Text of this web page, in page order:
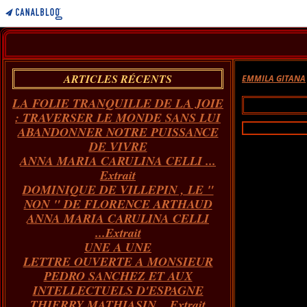
ARTICLES RÉCENTS
LA FOLIE TRANQUILLE DE LA JOIE
: TRAVERSER LE MONDE SANS LUI
ABANDONNER NOTRE PUISSANCE
DE VIVRE
ANNA MARIA CARULINA CELLI ...
Extrait
DOMINIQUE DE VILLEPIN , LE "
NON " DE FLORENCE ARTHAUD
ANNA MARIA CARULINA CELLI
...Extrait
UNE A UNE
LETTRE OUVERTE A MONSIEUR
PEDRO SANCHEZ ET AUX
INTELLECTUELS D'ESPAGNE
EMMILA GITANA